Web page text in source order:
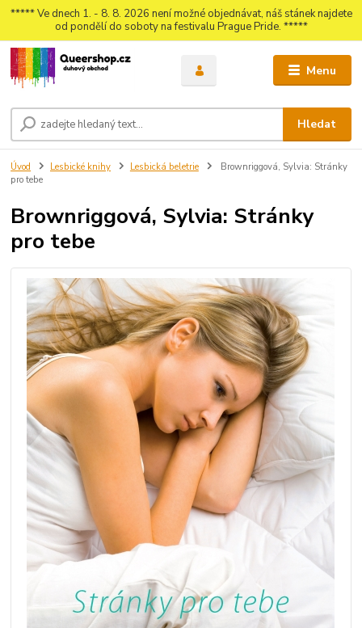
***** Ve dnech 1. - 8. 8. 2026 není možné objednávat, náš stánek najdete
od pondělí do soboty na festivalu Prague Pride. *****
Menu
Hledat
Úvod Lesbické knihy Lesbická beletrie
Brownriggová, Sylvia: Stránky
pro tebe
Brownriggová, Sylvia: Stránky
pro tebe